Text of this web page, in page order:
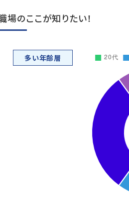
場のここが知りたい！
多い年齢層